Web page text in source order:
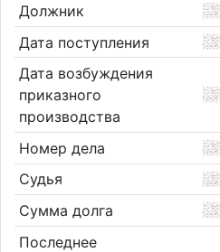
Должник
Дата поступления
Дата возбуждения
приказного
производства
Номер дела
Судья
Сумма долга
Последнее